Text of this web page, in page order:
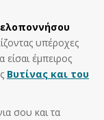
υπέροχες
είσαι έμπειρος
Βυτίνας και του
σου και τα